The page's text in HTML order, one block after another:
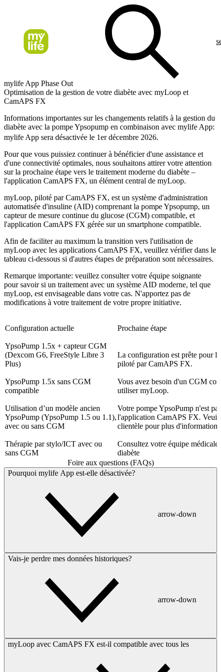
mylife App Phase Out
Optimisation de la gestion de votre diabète avec myLoop et
CamAPS FX
Informations importantes sur les changements relatifs à la gestion du
diabète avec la pompe Ypsopump en combinaison avec mylife App:
mylife App sera désactivée le 1er décembre 2026.
Pour que vous puissiez continuer à bénéficier d'une assistance et
d'une connectivité optimales, nous souhaitons attirer votre attention
sur la prochaine étape vers le traitement moderne du diabète –
l'application CamAPS FX, un élément central de myLoop.
myLoop, piloté par CamAPS FX, est un système d'administration
automatisée d'insuline (AID) comprenant la pompe Ypsopump, un
capteur de mesure continue du glucose (CGM) compatible, et
l'application CamAPS FX gérée sur un smartphone compatible.
Afin de faciliter au maximum la transition vers l'utilisation de
myLoop avec les applications CamAPS FX, veuillez vérifier dans le
tableau ci-dessous si d'autres étapes de préparation sont nécessaires.
Remarque importante: veuillez consulter votre équipe soignante
pour savoir si un traitement avec un système AID moderne, tel que
myLoop, est envisageable dans votre cas. N'apportez pas de
modifications à votre traitement de votre propre initiative.
Configuration actuelle Prochaine étape
YpsoPump 1.5x + capteur CGM
(Dexcom G6, FreeStyle Libre 3
Plus)
La configuration est prête pour
piloté par CamAPS FX.
YpsoPump 1.5x sans CGM
compatible
Vous avez besoin d'un CGM
utiliser myLoop.
Utilisation d’un modèle ancien
YpsoPump (YpsoPump 1.5 ou 1.1),
avec ou sans CGM
Votre pompe YpsoPump n'est
l'application CamAPS FX.
clientèle pour plus
Thérapie par stylo/ICT avec ou
sans CGM
Consultez votre équipe médicale
diabète
Foire aux questions (FAQs)
Pourquoi mylife App est-elle désactivée?
arrow-down
Vais-je perdre mes données historiques?
arrow-down
myLoop avec CamAPS FX est-il compatible avec tous les